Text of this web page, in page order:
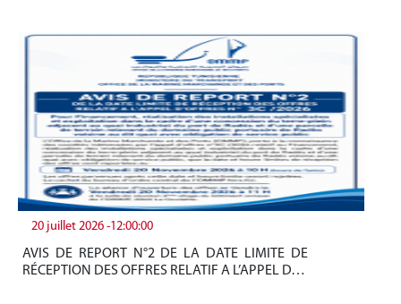
20 juillet 2026 -12:00:00
AVIS DE REPORT N°2 DE LA DATE LIMITE DE
RÉCEPTION DES OFFRES RELATIF A L’APPEL D…